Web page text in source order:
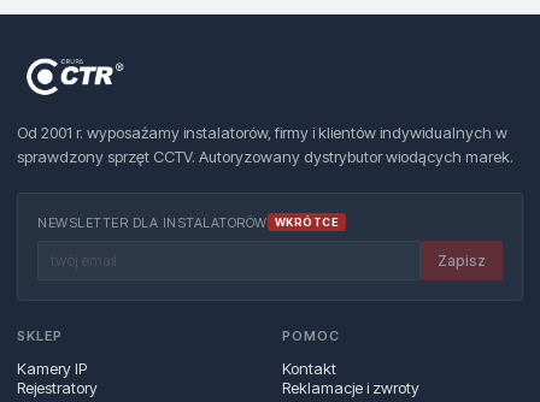
Od 2001 r. wyposażamy instalatorów, firmy i klientów indywidualnych w
sprawdzony sprzęt CCTV. Autoryzowany dystrybutor wiodących marek.
NEWSLETTER DLA INSTALATORÓW WKRÓTCE
Zapisz
SKLEP
Kamery IP
Rejestratory
POMOC
Kontakt
Reklamacje i zwroty